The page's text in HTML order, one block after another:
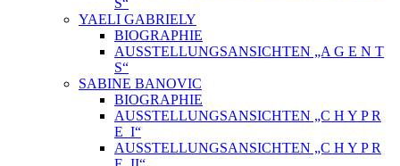
YAELI GABRIELY
BIOGRAPHIE
AUSSTELLUNGSANSICHTEN „A G E N T
S“
SABINE BANOVIC
BIOGRAPHIE
AUSSTELLUNGSANSICHTEN „C H Y P R
E_I“
AUSSTELLUNGSANSICHTEN „C H Y P R